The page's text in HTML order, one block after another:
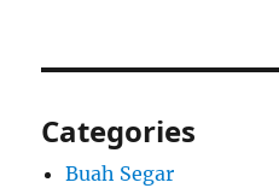
Categories
Buah Segar